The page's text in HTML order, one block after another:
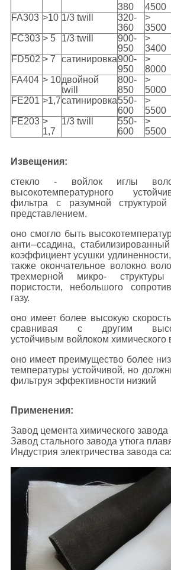
380
4500
FA303 >10 1/3 twill
320-
360
>
3500
FC303 > 5 1/3 twill
900-
950
>
3400
FD502 > 7 сатинировка900-
950
>
8000
FA404 > 10двойной
twill
800-
850
>
5000
FE201 >1,7сатинировка550-
600
>
5500
FE203 >
1,7
1/3 twill
550-
600
>
5500
Извещения:
стекло - войлок иглы
высокотемпературного
фильтра с разумной
представлением.
оно смогло быть
анти--ссадина,
коэффициент усушки
также окончательное волокно
трехмерной микро-
пористости, небольшого
газу.
оно имеет более высокую
сравнивая с другим
устойчивым войлоком химического
оно имеет преимущество более
температуры устойчивой, но
фильтруя эффективности низкий
Применения:
Завод цемента химического завода
Завод стального завода утюга
Индустрия электричества завода